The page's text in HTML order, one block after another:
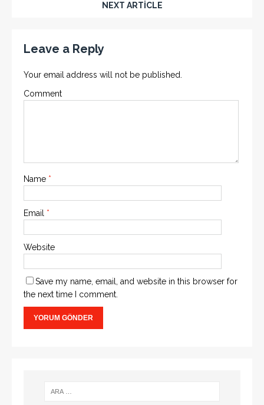
NEXT ARTICLE
Leave a Reply
Your email address will not be published.
Comment
Name *
Email *
Website
Save my name, email, and website in this browser for
the next time I comment.